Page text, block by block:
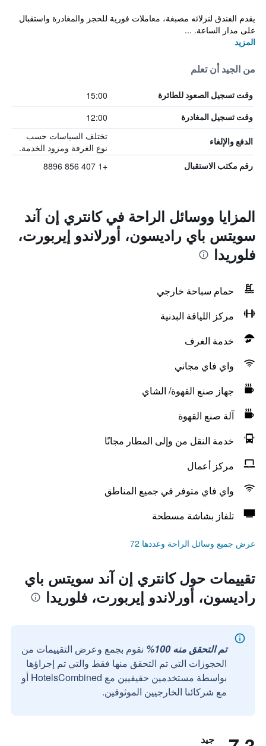
يقدم الفندق لنزلائه مصبغة، معاملات فورية للحجز والمغادرة واستقبال
على مدار الساعة. ...
المزيد
من الجيد أن تعلم
وقت تسجيل الصعود للطائرة 15:00
وقت تسجيل المغادرة 12:00
الدفع والإلغاء
تختلف السياسات حسب
نوع الغرفة ومزود الخدمة.
رقم مكتب الاستقبال +1 407 856 8896
المزايا ووسائل الراحة في كانتري إن آند
سويتس باي راديسون، أورلاندو إيربورت،
فلوريدا
حمام سباحة خارجي
مركز اللياقة البدنية
خدمة الغرف
واي فاي مجاني
جهاز صنع القهوة/ الشاي
آلة صنع القهوة
خدمة النقل من وإلى المطار مجانًا
مركز أعمال
واي فاي متوفر في جميع المناطق
تلفاز بشاشة مسطحة
عرض جميع وسائل الراحة وعددها 72
تقييمات حول كانتري إن آند سويتس باي
راديسون، أورلاندو إيربورت، فلوريدا
تم التحقق منه 100%
نقوم بجمع وعرض التقييمات من
الحجوزات التي تم التحقق منها فقط والتي تم إجراؤها
بواسطة مستخدمين حقيقيين مع HotelsCombined أو
مع شركائنا الخارجيين الموثوقين.
جيد